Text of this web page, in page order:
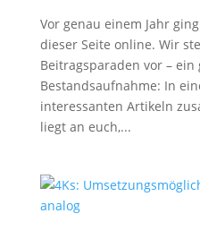
Vor genau einem Jahr
dieser Seite online. Wir
Beitragsparaden vor –
Bestandsaufnahme: In
interessanten Artikeln
liegt an euch,...